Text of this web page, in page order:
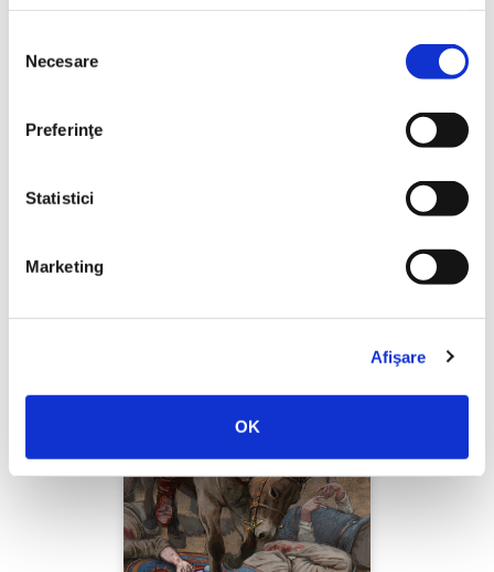
consimțământului
Necesare
Preferinţe
Statistici
Marketing
Afişare
OK
Lumea noastră orwelliană